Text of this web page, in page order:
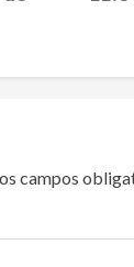
campos